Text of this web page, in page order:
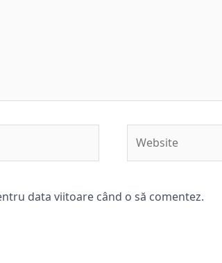
data viitoare când o să comentez.